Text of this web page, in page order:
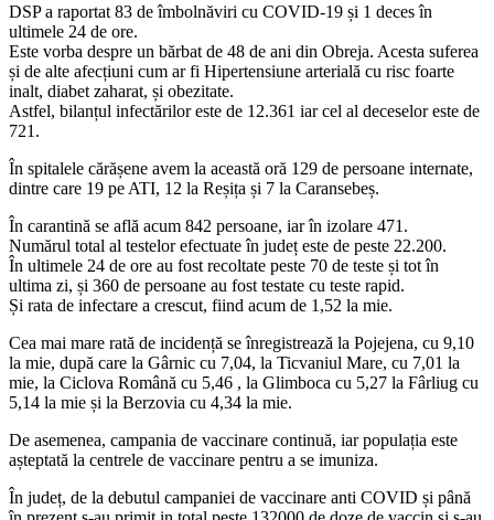
DSP a raportat 83 de îmbolnăviri cu COVID-19 și 1 deces în
ultimele 24 de ore.
Este vorba despre un bărbat de 48 de ani din Obreja. Acesta suferea
și de alte afecțiuni cum ar fi Hipertensiune arterială cu risc foarte
inalt, diabet zaharat, și obezitate.
Astfel, bilanțul infectărilor este de 12.361 iar cel al deceselor este de
721.
În spitalele cărășene avem la această oră 129 de persoane internate,
dintre care 19 pe ATI, 12 la Reșița și 7 la Caransebeș.
În carantină se află acum 842 persoane, iar în izolare 471.
Numărul total al testelor efectuate în județ este de peste 22.200.
În ultimele 24 de ore au fost recoltate peste 70 de teste și tot în
ultima zi, și 360 de persoane au fost testate cu teste rapid.
Și rata de infectare a crescut, fiind acum de 1,52 la mie.
Cea mai mare rată de incidență se înregistrează la Pojejena, cu 9,10
la mie, după care la Gârnic cu 7,04, la Ticvaniul Mare, cu 7,01 la
mie, la Ciclova Română cu 5,46 , la Glimboca cu 5,27 la Fârliug cu
5,14 la mie și la Berzovia cu 4,34 la mie.
De asemenea, campania de vaccinare continuă, iar populația este
așteptată la centrele de vaccinare pentru a se imuniza.
În județ, de la debutul campaniei de vaccinare anti COVID și până